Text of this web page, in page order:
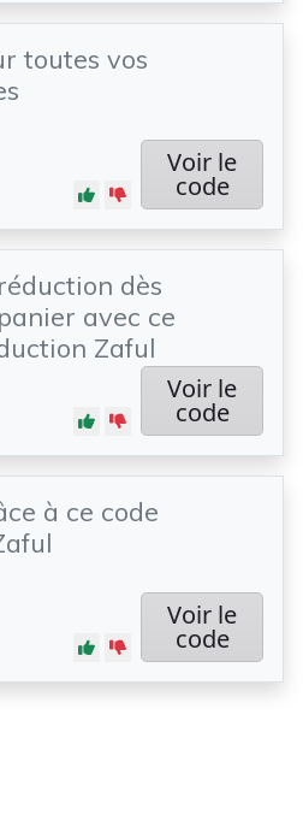
toutes vos
Voir le
code
dès
avec ce
Zaful
Voir le
code
à ce code
Voir le
code